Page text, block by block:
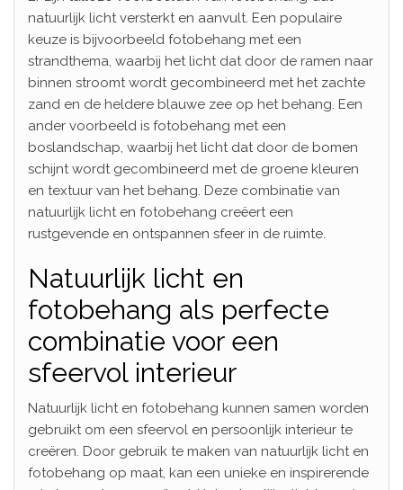
natuurlijk licht versterkt en aanvult. Een populaire
keuze is bijvoorbeeld fotobehang met een
strandthema, waarbij het licht dat door de ramen naar
binnen stroomt wordt gecombineerd met het zachte
zand en de heldere blauwe zee op het behang. Een
ander voorbeeld is fotobehang met een
boslandschap, waarbij het licht dat door de bomen
schijnt wordt gecombineerd met de groene kleuren
en textuur van het behang. Deze combinatie van
natuurlijk licht en fotobehang creëert een
rustgevende en ontspannen sfeer in de ruimte.
Natuurlijk licht en
fotobehang als perfecte
combinatie voor een
sfeervol interieur
Natuurlijk licht en fotobehang kunnen samen worden
gebruikt om een sfeervol en persoonlijk interieur te
creëren. Door gebruik te maken van natuurlijk licht en
fotobehang op maat, kan een unieke en inspirerende